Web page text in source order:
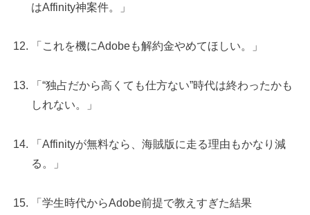
はAffinity神案件。」
「これを機にAdobeも解約金やめてほしい。」
「“独占だから高くても仕方ない”時代は終わったかも
しれない。」
「Affinityが無料なら、海賊版に走る理由もかなり減
る。」
「学生時代からAdobe前提で教えすぎた結果